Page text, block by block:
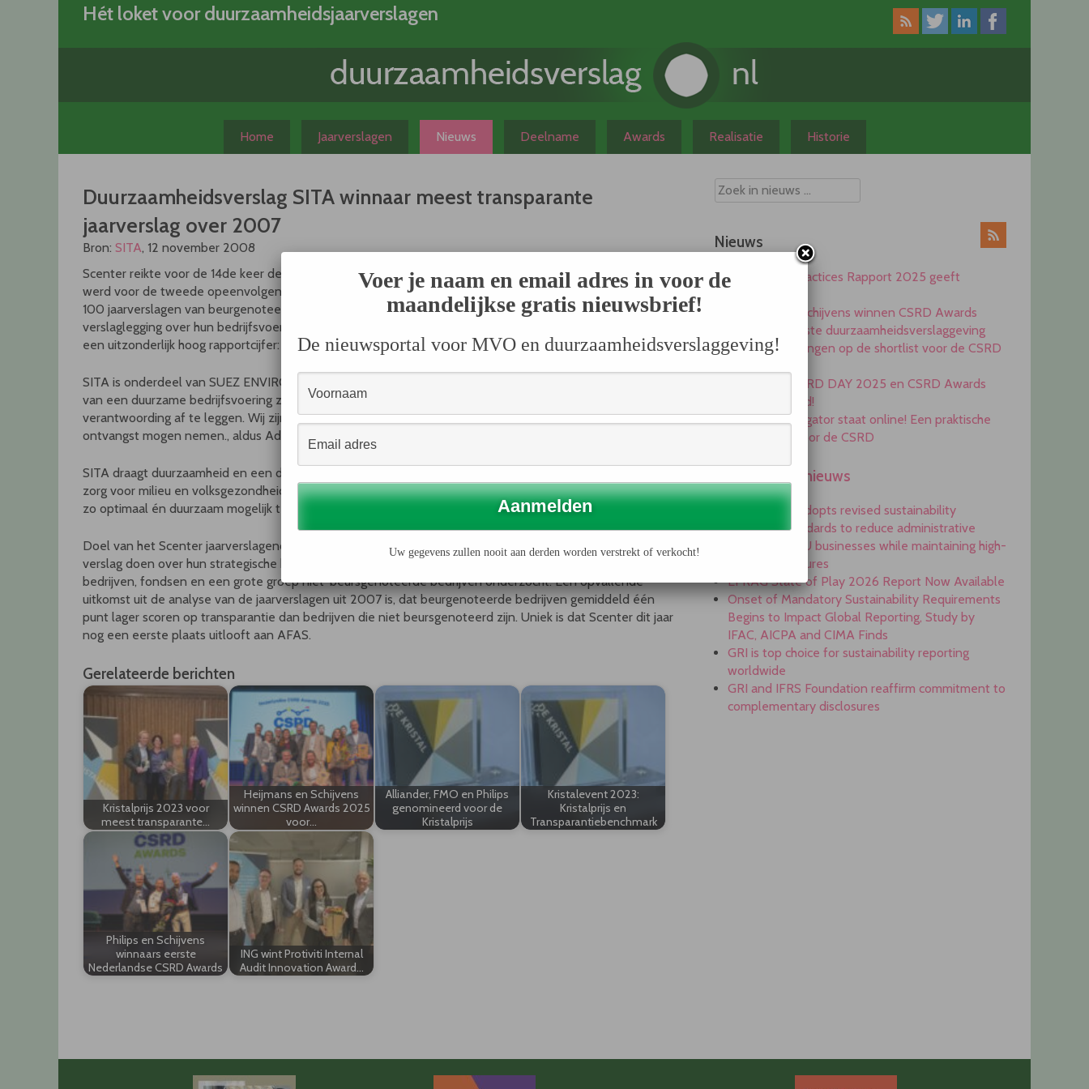
Hét loket voor duurzaamheidsjaarverslagen
Home Jaarverslagen Nieuws Deelname Awards Realisatie Historie
Duurzaamheidsverslag SITA winnaar meest transparante
jaarverslag over 2007
Bron: SITA, 12 november 2008
Scenter reikte voor de 14de keer de award uit voor het meest transparante jaarverslag van Nederland. SITA
werd voor de tweede opeenvolgende keer winnaar van deze prijs. Scenter beoordeelt ieder jaar meer dan
100 jaarverslagen van beurgenoteerde en niet-beursgenoteerde bedrijven op transparantie van de
verslaglegging over hun bedrijfsvoering. SITA scoort met haar Duurzaamheidsverslag Verrassend Verpakt
een uitzonderlijk hoog rapportcijfer: 9,8.
SITA is onderdeel van SUEZ ENVIRONNEMENT en is in Nederland niet beursgenoteerd. Maar in het kader
van een duurzame bedrijfsvoering ziet SITA het als haar plicht om ieder jaar op een open en heldere manier
verantwoording af te leggen. Wij zijn trots dat we voor onze werkwijze opnieuw de Scenter-award in
ontvangst mogen nemen., aldus Adriaan Visser, Algemeen directeur van SITA.
SITA draagt duurzaamheid en een duurzame bedrijfsvoering hoog in het vaandel. Als afvalonderneming zit
zorg voor milieu en volksgezondheid in haar genen. Afvalinzameling en  verwerking draait immers om het
zo optimaal én duurzaam mogelijk terugwinnen van kostbare grondstoffen uit afval.
Doel van het Scenter jaarverslagenonderzoek is het stimuleren dat ondernemingen zo transparant mogelijk
verslag doen over hun strategische beleid. Dit jaar werden de verslagen van alle AEX-, Midkap-, Small Cap
bedrijven, fondsen en een grote groep niet-beursgenoteerde bedrijven onderzocht. Een opvallende
uitkomst uit de analyse van de jaarverslagen uit 2007 is, dat beurgenoteerde bedrijven gemiddeld één
punt lager scoren op transparantie dan bedrijven die niet beursgenoteerd zijn. Uniek is dat Scenter dit jaar
nog een eerste plaats uitlooft aan AFAS.
Gerelateerde berichten
Kristalprijs 2023 voor
meest transparante…
Heijmans en Schijvens
winnen CSRD Awards 2025
voor…
Alliander, FMO en Philips
genomineerd voor de
Kristalprijs
Kristalevent 2023:
Kristalprijs en
Transparantiebenchmark
Philips en Schijvens
winnaars eerste
Nederlandse CSRD Awards
ING wint Protiviti Internal
Audit Innovation Award…
navigation
Nieuws
CSRD Best Practices Rapport 2025 geeft
Heijmans en Schijvens winnen CSRD Awards
2025 voor beste duurzaamheidsverslaggeving
Elf ondernemingen op de shortlist voor de CSRD
Inschrijving CSRD DAY 2025 en CSRD Awards
2025 geopend!
De ESRS Navigator staat online! Een praktische
handleiding voor de CSRD
Engelstalig nieuws
Commission adopts revised sustainability
reporting standards to reduce administrative
burdens for EU businesses while maintaining high-
quality disclosures
EFRAG State of Play 2026 Report Now Available
Onset of Mandatory Sustainability Requirements
Begins to Impact Global Reporting, Study by
IFAC, AICPA and CIMA Finds
GRI is top choice for sustainability reporting
worldwide
GRI and IFRS Foundation reaffirm commitment to
complementary disclosures
Voer je naam en email adres in voor de
maandelijkse gratis nieuwsbrief!
De nieuwsportal voor MVO en duurzaamheidsverslaggeving!
Uw gegevens zullen nooit aan derden worden verstrekt of verkocht!